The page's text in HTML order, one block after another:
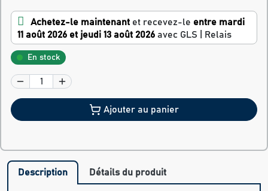
Achetez-le maintenant et recevez-le entre mardi
11 août 2026 et jeudi 13 août 2026 avec GLS | Relais
En stock
Ajouter au panier
Description Détails du produit